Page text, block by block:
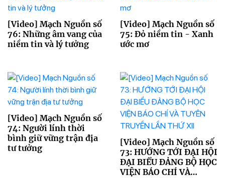
[Video] Mạch Nguồn số
76: Những âm vang của
niềm tin và lý tưởng
[Video] Mạch Nguồn số
75: Đỏ niềm tin - Xanh
ước mơ
[Video] Mạch Nguồn số
74: Người lính thời
bình giữ vững trận địa
tư tưởng
[Video] Mạch Nguồn số
73: HƯỚNG TỚI ĐẠI HỘI
ĐẠI BIỂU ĐẢNG BỘ HỌC
VIỆN BÁO CHÍ VÀ